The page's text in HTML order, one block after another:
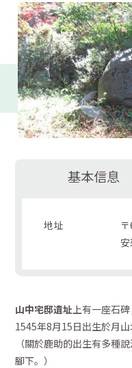
基本信息
地址
山中宅邸遺址 上有一座石
1545年8月15日出生於月
（關於鹿助的出生有多種
腳下。）